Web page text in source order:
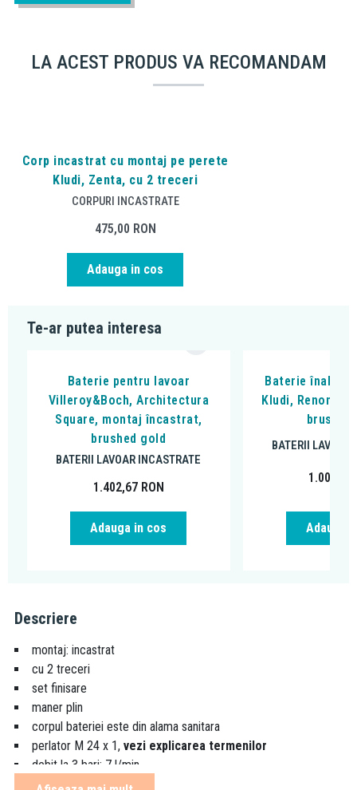
LA ACEST PRODUS VA RECOMANDAM
Corp incastrat cu montaj pe perete
Kludi, Zenta, cu 2 treceri
CORPURI INCASTRATE
475,00 RON
Adauga in cos
Te-ar putea interesa
Baterie pentru lavoar
Villeroy&Boch, Architectura
Square, montaj încastrat,
brushed gold
BATERII LAVOAR INCASTRATE
1.402,67 RON
Adauga in cos
Baterie înaltă
Kludi, Renon
brushed
BATERII LAVOAR
1.007,05
Adauga
Descriere
montaj: incastrat
cu 2 treceri
set finisare
maner plin
corpul bateriei este din alama sanitara
perlator M 24 x 1, vezi explicarea termenilor
debit la 3 bari: 7 l/min
pipa: 230 mm